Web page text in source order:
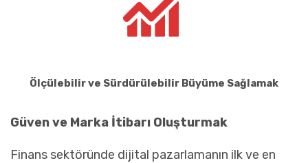
Ölçülebilir ve Sürdürülebilir Büyüme Sağlamak
Güven ve Marka İtibarı Oluşturmak
Finans sektöründe dijital pazarlamanın ilk ve en